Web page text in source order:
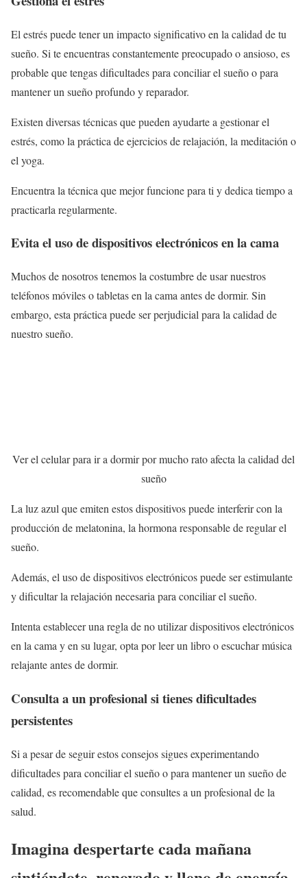
El estrés puede tener un impacto significativo en la calidad de tu
sueño. Si te encuentras constantemente preocupado o ansioso, es
probable que tengas dificultades para conciliar el sueño o para
mantener un sueño profundo y reparador.
Existen diversas técnicas que pueden ayudarte a gestionar el
estrés, como la práctica de ejercicios de relajación, la meditación o
el yoga.
Encuentra la técnica que mejor funcione para ti y dedica tiempo a
practicarla regularmente.
Evita el uso de dispositivos electrónicos en la cama
Muchos de nosotros tenemos la costumbre de usar nuestros
teléfonos móviles o tabletas en la cama antes de dormir. Sin
embargo, esta práctica puede ser perjudicial para la calidad de
nuestro sueño.
Ver el celular para ir a dormir por mucho rato afecta la calidad del
sueño
La luz azul que emiten estos dispositivos puede interferir con la
producción de melatonina, la hormona responsable de regular el
sueño.
Además, el uso de dispositivos electrónicos puede ser estimulante
y dificultar la relajación necesaria para conciliar el sueño.
Intenta establecer una regla de no utilizar dispositivos electrónicos
en la cama y en su lugar, opta por leer un libro o escuchar música
relajante antes de dormir.
Consulta a un profesional si tienes dificultades
persistentes
Si a pesar de seguir estos consejos sigues experimentando
dificultades para conciliar el sueño o para mantener un sueño de
calidad, es recomendable que consultes a un profesional de la
salud.
Imagina despertarte cada mañana